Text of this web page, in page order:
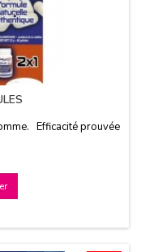
Efficacité prouvée